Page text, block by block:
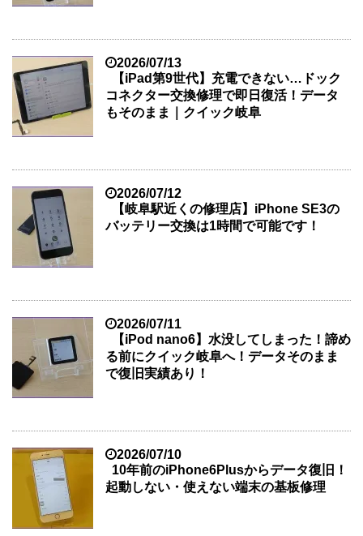
2026/07/13
【iPad第9世代】充電できない…ドック
コネクター交換修理で即日復活！データ
もそのまま｜クイック岐阜
2026/07/12
【岐阜駅近くの修理店】iPhone SE3の
バッテリー交換は1時間で可能です！
2026/07/11
【iPod nano6】水没してしまった！諦め
る前にクイック岐阜へ！データそのまま
で復旧実績あり！
2026/07/10
10年前のiPhone6Plusからデータ復旧！
起動しない・使えない端末の基板修理